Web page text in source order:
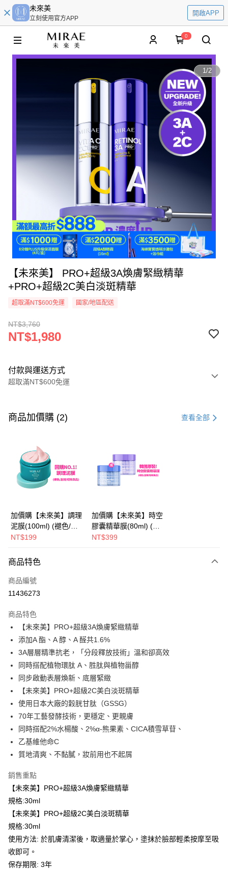
未來美
立刻使用官方APP
開啟APP
0
1/2
【未來美】 PRO+超級3A煥膚緊緻精華
+PRO+超級2C美白淡斑精華
超取滿NT$600免運 國家/地區配送
NT$3,760
NT$1,980
付款與運送方式
超取滿NT$600免運
信用卡一次付款
LINE Pay
Apple Pay
街口支付
悠遊付
AFTEE先享後付
相關說明
AFTEE先享後付是「在收到商品之後才付款」的支付方式。 讓您購物簡單
１．簡單：不需註冊會員、不需綁卡、不需儲值。
２．便利：只要手機號碼，簡訊認證，即可結帳。
【「AFTEE先享後付」結帳流程】
１．於結帳方式選擇「AFTEE先享後付」後，將跳轉至「AFTEE先享後付」
結帳頁面，進行簡訊認證並確認金額後，即可完成結帳。
２．訂單成立數日內，您將收到繳費通知簡訊。
３．收到繳費通知簡訊後14天內，點擊此簡訊中的連結，可透過四大超商／
ATM／網路銀行／等多元方式進行付款，方視為交易完成。
購買商品的店家。未經商家同意取消之訂單仍視為有效，需透過AFTEE先享
後付繳納相關費用。
※ 交易是否成功請以「AFTEE先享後付 」之結帳頁面顯示為準，若有關於
是否繳費成功／繳費後需取消欲退款等相關疑問，請聯繫「AFTEE先享後付
客戶支援中心」https://netprotections.freshdesk.com/support/home
【注意事項】
１．透過由恩沛科技股份有限公司提供之「AFTEE先享後付」服務完成之交
易，需依本服務之必要範圍內提供個人資料，並將交易相關給付款項請求債
２．關於個人資料處理事宜，請瀏覽以下網址：
３．未成年的使用者請事先徵得法定代理人或監護人之同意方可使用
「AFTEE先享後付」，若未經同意申辦者引起之損失，本公司不負相關責
任。
４．使用「AFTEE先享後付」時，將依據個別帳號之用戶狀況，依本公司即
時審查核予不同之上限額度；若仍有額度不足之情形，本公司將視審查結果
請求用戶進行身份認證。
５．嚴禁一人註冊多個帳號或使用他人資訊註冊。若發現惡意使用之情形，
恩沛科技股份有限公司將有權停止該用戶之使用額度並採取法律行動。
ATM付款
運送方式
每筆NT$100，滿NT$600(含以上)免運費
付款後全家取貨
每筆NT$100，滿NT$600(含以上)免運費
萊爾富取貨付款
每筆NT$100，滿NT$600(含以上)免運費
付款後萊爾富取貨
每筆NT$100，滿NT$600(含以上)免運費
7-11取貨付款
每筆NT$100，滿NT$600(含以上)免運費
每筆NT$100，滿NT$600(含以上)免運費
宅配
每筆NT$100，滿NT$600(含以上)免運費
宅配(離島)
每筆NT$150，滿NT$1,500(含以上)免運費
海外配送
商品加價購 (2) 查看全部
加價購【未來美】調理
泥膜(100ml) (褪色/盒
損/短效良品)
NT$199
加價購【未來美】時空
膠囊精華膜(80ml) (褪
色/盒損/短效良品)
NT$399
商品特色
商品編號
11436273
商品特色
【未來美】PRO+超級3A煥膚緊緻精華
添加A 酯、A 醇、A 醛共1.6%
3A層層精準抗老，「分段釋放技術」溫和卻高效
同時搭配植物環肽 A、胜肽與植物甾醇
同步啟動表層煥新、底層緊緻
【未來美】PRO+超級2C美白淡斑精華
使用日本大廠的穀胱甘肽（GSSG）
70年工藝發酵技術，更穩定、更親膚
同時搭配2%水楊酸、2%α-熊果素、CICA積雪草苷、
乙基維他命C
質地清爽、不黏膩，妝前用也不起屑
銷售重點
【未來美】PRO+超級3A煥膚緊緻精華
規格:30ml
【未來美】PRO+超級2C美白淡斑精華
規格:30ml
使用方法: 於肌膚清潔後，取適量於掌心，塗抹於臉部輕柔按摩至吸
收即可。
保存期限: 3年